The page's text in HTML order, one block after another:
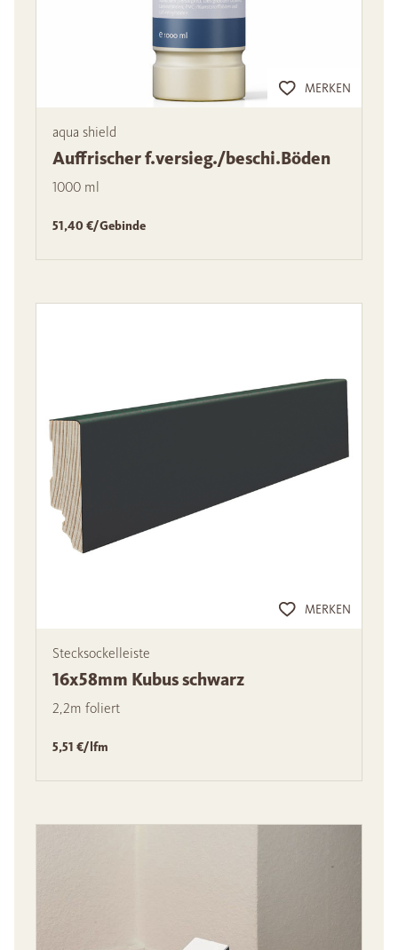
MERKEN
aqua shield
Auffrischer f.versieg./beschi.Böden
1000 ml
51,40 €/Gebinde
MERKEN
Stecksockelleiste
16x58mm Kubus schwarz
2,2m foliert
5,51 €/lfm